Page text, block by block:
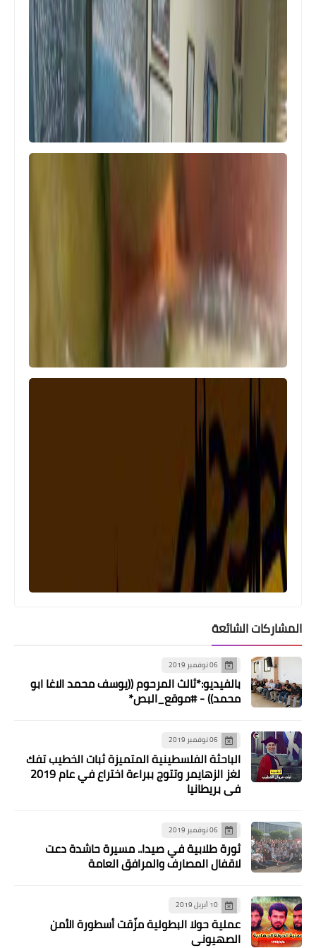
مخيم تعليم اللغة الانكليزية الاول في
لبنان تحت عنوان " نتعلم لاجل فلسطين‎
حركة "فتح" شعبة صيدا تكرم طلابها
الناجحين في الامتحانات الرسمية
أخبار متنوعة
اليونيفيل الإيطالية تستضيف ضباط الجيش
الللبناني وعائلاتهم
أخبار متنوعة
إعلان جديد
أخبار متنوعة
إعلان عن معهد مصعب بن عمير للعلوم
الشريعة
المشاركات الشائعة
06 نوفمبر 2019
بالفيديو:*ثالث المرحوم ((يوسف محمد الاغا ابو
محمد)) - #موقع_البص*
06 نوفمبر 2019
الباحثة الفلسطينية المتميزة ثبات الخطيب تفك
لغز الزهايمر وتتوج ببراءة اختراع في عام 2019
في بريطانيا
06 نوفمبر 2019
ثورة طلابية في صيدا.. مسيرة حاشدة دعت
لاقفال المصارف والمرافق العامة
10 أبريل 2019
عملية حولا البطولية مزّقت أسطورة الأمن
الصهيوني